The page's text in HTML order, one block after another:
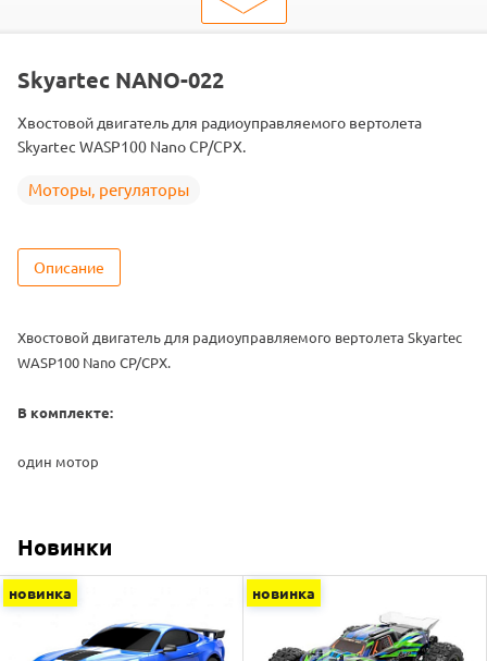
Моторы
Skyartec NANO-022
Хвостовой двигатель для радиоуправляемого вертолета
Skyartec WASP100 Nano CP/CPX.
Моторы, регуляторы
Описание
Хвостовой двигатель для радиоуправляемого вертолета Skyartec
WASP100 Nano CP/CPX.
В комплекте:
один мотор
Новинки
новинка новинка